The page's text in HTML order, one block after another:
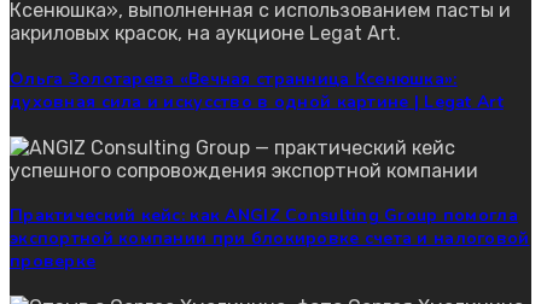
Ольга Золотарева «Вечная странница Ксенюшка»:
духовная сила и искусство в одной картине | Legat Art
Практический кейс: как ANGIZ Consulting Group помогла
экспортной компании при блокировке счета и налоговой
проверке